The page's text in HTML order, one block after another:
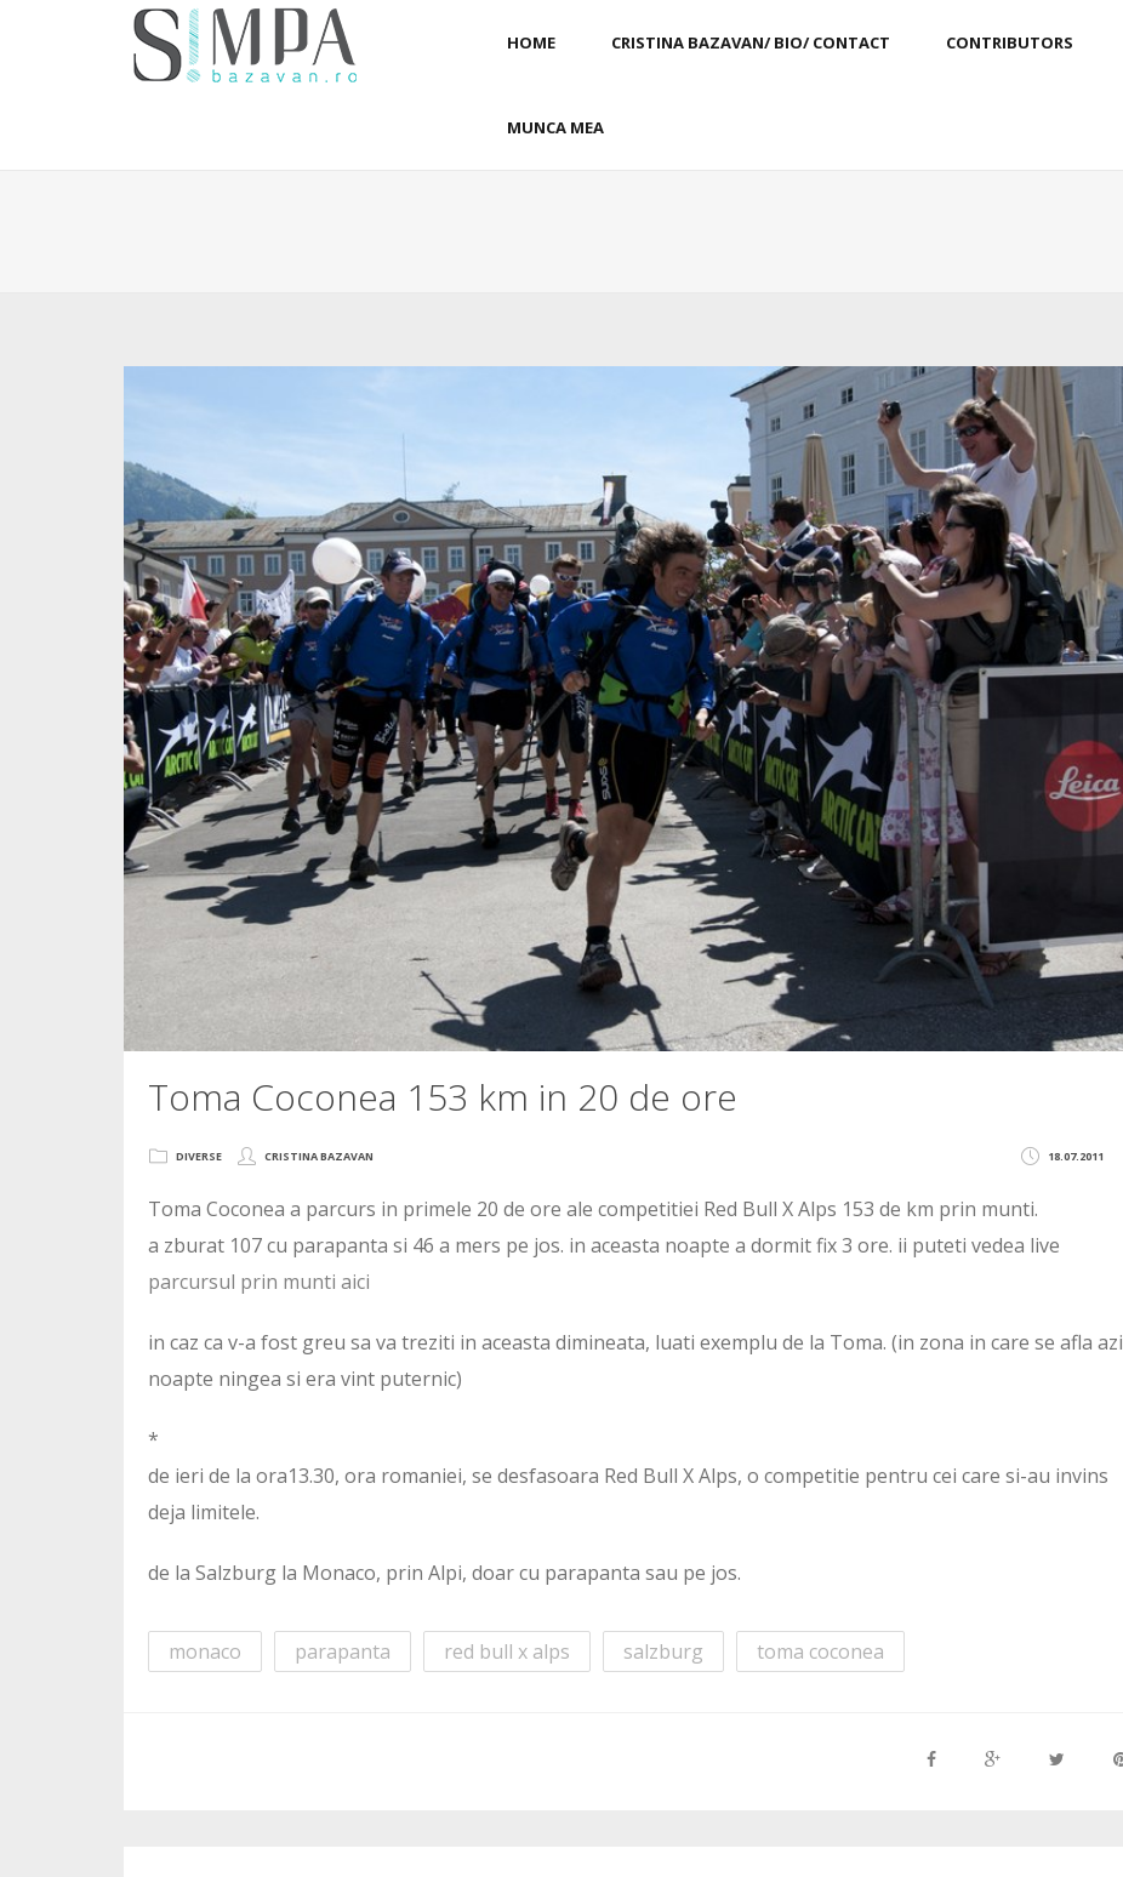
HOME CRISTINA BAZAVAN/ BIO/ CONTACT CONTRIBUTORS
MUNCA MEA
Toma Coconea 153 km in 20 de ore
18.07.2011
DIVERSE CRISTINA BAZAVAN
Toma Coconea a parcurs in primele 20 de ore ale competitiei Red Bull X Alps 153 de km prin munti.
a zburat 107 cu parapanta si 46 a mers pe jos. in aceasta noapte a dormit fix 3 ore. ii puteti vedea live
parcursul prin munti aici
in caz ca v-a fost greu sa va treziti in aceasta dimineata, luati exemplu de la Toma. (in zona in care se afla azi
noapte ningea si era vint puternic)
*
de ieri de la ora13.30, ora romaniei, se desfasoara Red Bull X Alps, o competitie pentru cei care si-au invins
deja limitele.
de la Salzburg la Monaco, prin Alpi, doar cu parapanta sau pe jos.
monaco parapanta red bull x alps salzburg toma coconea